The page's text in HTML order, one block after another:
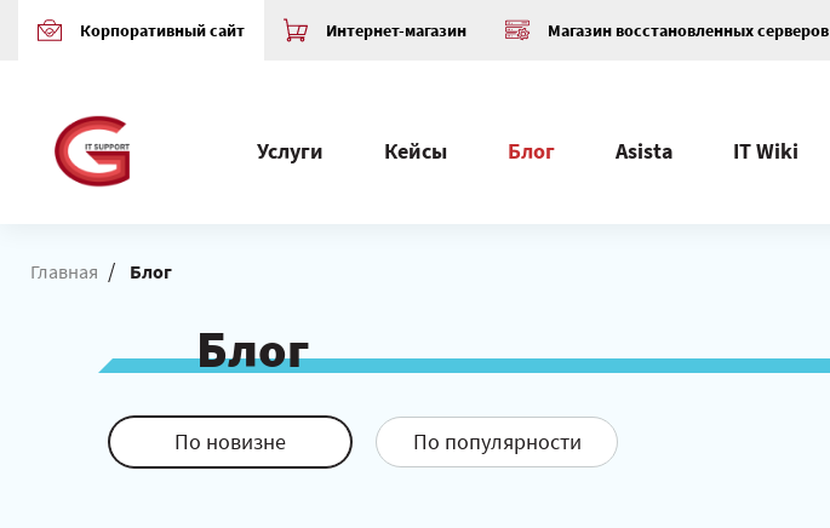
Корпоративный сайт Интернет-магазин Магазин восстановленных серверов
Услуги Кейсы Блог Asista IT Wiki
Главная / Блог
Блог
По новизне По популярности